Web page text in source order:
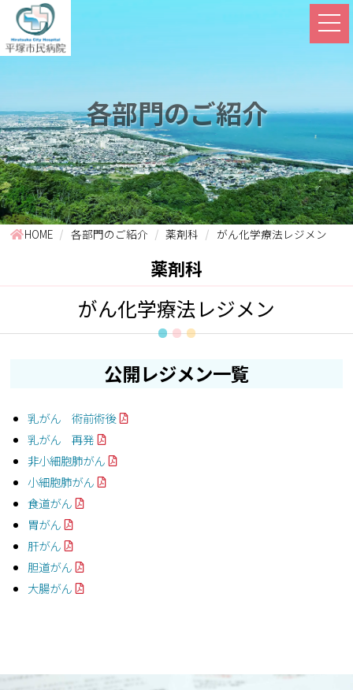
各部門のご紹介
HOME 各部門のご紹介 薬剤科 がん化学療法レジメン
薬剤科
がん化学療法レジメン
公開レジメン一覧
乳がん 術前術後
乳がん 再発
非小細胞肺がん
小細胞肺がん
食道がん
胃がん
肝がん
胆道がん
大腸がん